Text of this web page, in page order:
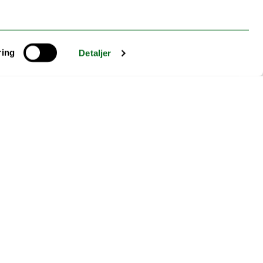
Detaljer
knyttet til barnehagefeltet eller
og legge frem egen forskning med tanke
styrke barnehagefaglig forskning ved ILP.